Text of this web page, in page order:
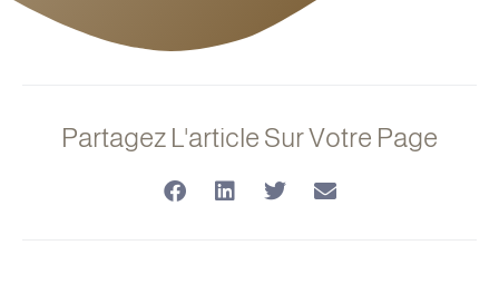
Partagez L'article Sur Votre Page